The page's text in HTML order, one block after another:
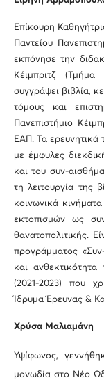
Επίκουρη
Παντείου
εκπόνησε την
Κέιµπριτζ
συγγράψει βιβλία,
τόµους και
Πανεπιστήµιο
ΕΑΠ. Τα ερευνητικά
με έμφυλες
και του συν-
τη λειτουργία της
κοινωνικά
εκτοπισμών ως
θανατοπολιτικής.
προγράμματος
και
(2021-2023) που
Ίδρυμα Έρευνας &
Χρύσα Μαλιαμάνη
Υψίφωνος,
μονωδία στο Νέο